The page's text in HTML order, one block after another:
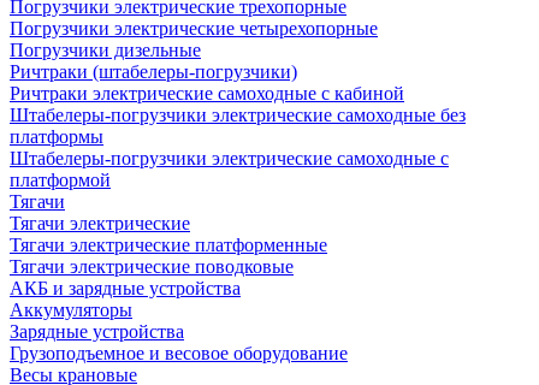
Погрузчики электрические трехопорные
Погрузчики электрические четырехопорные
Погрузчики дизельные
Ричтраки (штабелеры-погрузчики)
Ричтраки электрические самоходные с кабиной
Штабелеры-погрузчики электрические самоходные без
платформы
Штабелеры-погрузчики электрические самоходные с
платформой
Тягачи
Тягачи электрические
Тягачи электрические платформенные
Тягачи электрические поводковые
АКБ и зарядные устройства
Аккумуляторы
Зарядные устройства
Грузоподъемное и весовое оборудование
Весы крановые